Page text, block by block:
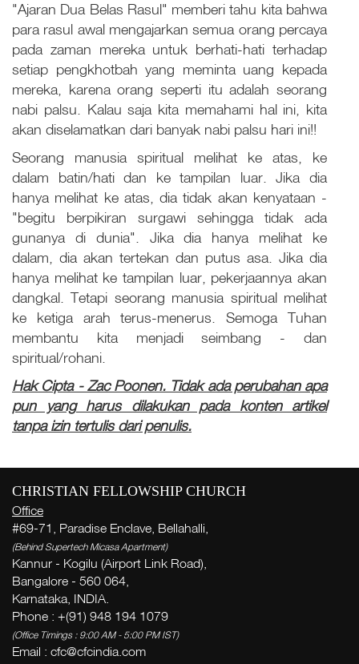
"Ajaran Dua Belas Rasul" memberi tahu kita bahwa
para rasul awal mengajarkan semua orang percaya
pada zaman mereka untuk berhati-hati terhadap
setiap pengkhotbah yang meminta uang kepada
mereka, karena orang seperti itu adalah seorang
nabi palsu. Kalau saja kita memahami hal ini, kita
akan diselamatkan dari banyak nabi palsu hari ini!!
Seorang manusia spiritual melihat ke atas, ke
dalam batin/hati dan ke tampilan luar. Jika dia
hanya melihat ke atas, dia tidak akan kenyataan -
"begitu berpikiran surgawi sehingga tidak ada
gunanya di dunia". Jika dia hanya melihat ke
dalam, dia akan tertekan dan putus asa. Jika dia
hanya melihat ke tampilan luar, pekerjaannya akan
dangkal. Tetapi seorang manusia spiritual melihat
ke ketiga arah terus-menerus. Semoga Tuhan
membantu kita menjadi seimbang - dan
spiritual/rohani.
Hak Cipta - Zac Poonen. Tidak ada perubahan apa
pun yang harus dilakukan pada konten artikel
tanpa izin tertulis dari penulis.
CHRISTIAN FELLOWSHIP CHURCH
Office
#69-71, Paradise Enclave, Bellahalli,
(Behind Supertech Micasa Apartment)
Kannur - Kogilu (Airport Link Road),
Bangalore - 560 064,
Karnataka, INDIA.
Phone : +(91) 948 194 1079
(Office Timings : 9:00 AM - 5:00 PM IST)
Email : cfc@cfcindia.com